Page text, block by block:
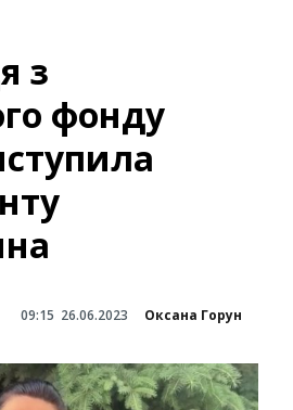
з
фонду
09:15 26.06.2023 Оксана Горун